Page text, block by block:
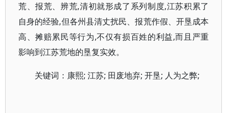
荒、报荒、辨荒,清初就形成了系列制度,江苏积累了
自身的经验,但各州县清丈扰民、报荒作假、开垦成本
高、摊赔累民等行为,不仅有损百姓的利益,而且严重
影响到江苏荒地的垦复实效。
关键词：康熙; 江苏; 田废地弃; 开垦; 人为之弊;